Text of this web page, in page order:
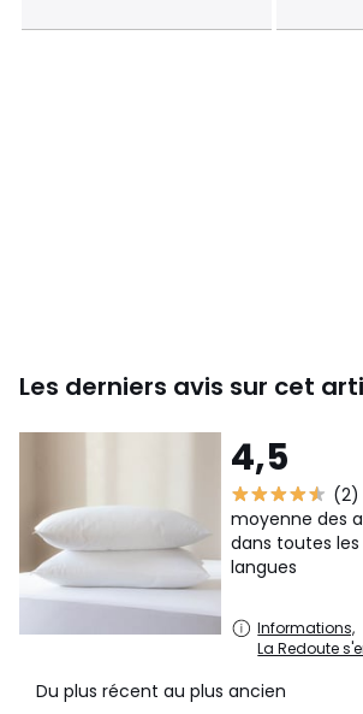
enfants pour éviter tout risque de
Les derniers avis sur cet
4,5
(2)
moyenne des
dans toutes les
langues
Informations,
La Redoute
Du plus récent au plus ancien